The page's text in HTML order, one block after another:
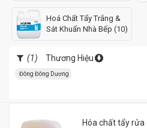
Hoá Chất Tẩy Trắng &
Sát Khuẩn Nhà Bếp (10)
(1) Thương Hiệu
Đông Đông Dương
Hóa chất tẩy rửa